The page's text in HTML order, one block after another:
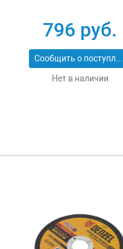
796 руб.
Сообщить о поступлении
Нет в наличии